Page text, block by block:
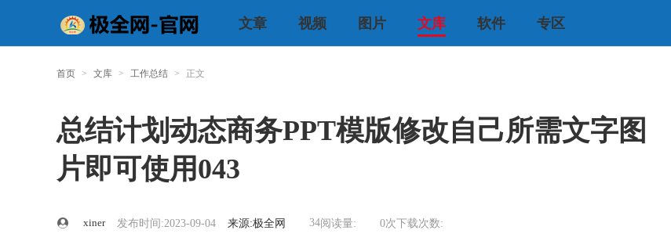
文章 视频 图片 文库 软件 专区
首页 > 文库 > 工作总结 > 正文
总结计划动态商务PPT模版修改自己所需文字图
片即可使用043
xiner 发布时间:2023-09-04 来源:极全网 阅读量:
34 下载次数:
0次